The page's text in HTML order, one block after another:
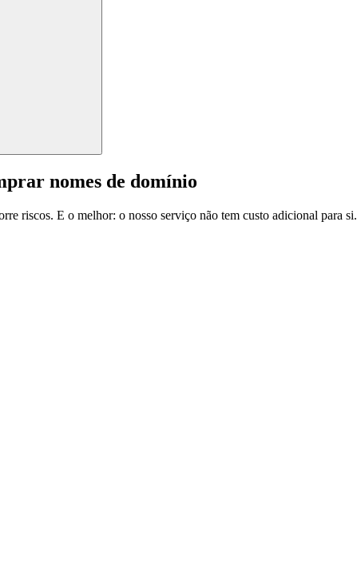
nomes de domínio
riscos. E o melhor: o nosso serviço não tem custo adicional para si.